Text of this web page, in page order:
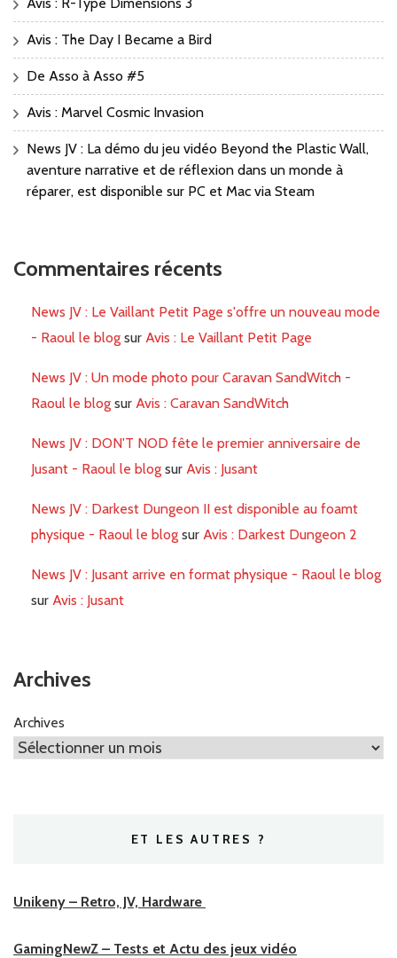
Avis : The Day I Became a Bird
De Asso à Asso #5
Avis : Marvel Cosmic Invasion
News JV : La démo du jeu vidéo Beyond the Plastic Wall,
aventure narrative et de réflexion dans un monde à
réparer, est disponible sur PC et Mac via Steam
Commentaires récents
News JV : Le Vaillant Petit Page s'offre un nouveau mode
- Raoul le blog sur Avis : Le Vaillant Petit Page
News JV : Un mode photo pour Caravan SandWitch -
Raoul le blog sur Avis : Caravan SandWitch
News JV : DON'T NOD fête le premier anniversaire de
Jusant - Raoul le blog sur Avis : Jusant
News JV : Darkest Dungeon II est disponible au foamt
physique - Raoul le blog sur Avis : Darkest Dungeon 2
News JV : Jusant arrive en format physique - Raoul le blog
sur Avis : Jusant
Archives
Archives
ET LES AUTRES ?
Unikeny – Retro, JV, Hardware
GamingNewZ – Tests et Actu des jeux vidéo